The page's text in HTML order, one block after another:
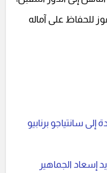
للحفاظ على آماله
سانتياجو برنابيو
إسعاد الجماهير